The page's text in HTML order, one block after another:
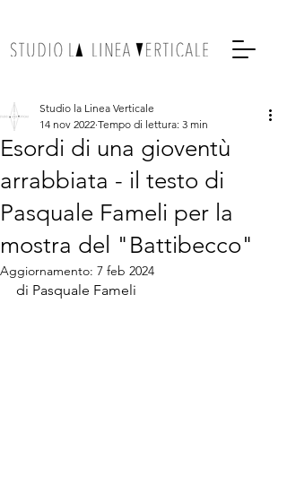
Esordi di una gioventù
arrabbiata - il testo di
Pasquale Fameli per la
mostra del "Battibecco"
Studio la Linea Verticale
14 nov 2022 Tempo di lettura: 3 min
Aggiornamento: 7 feb 2024
di Pasquale Fameli